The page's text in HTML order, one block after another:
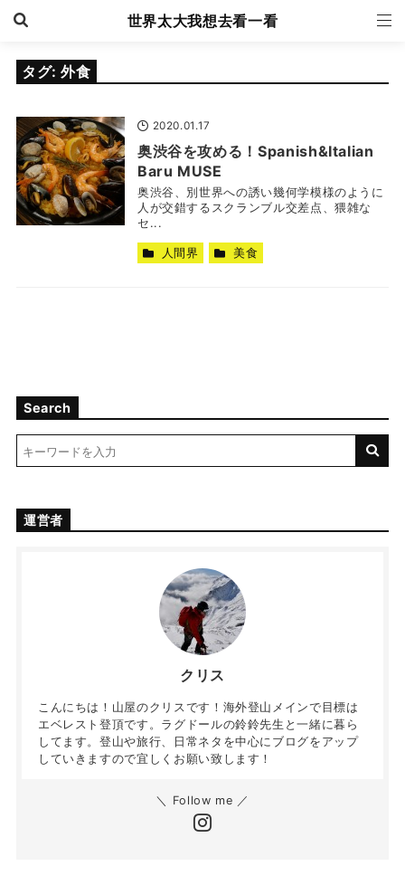
世界太大我想去看一看
タグ:外食
2020.01.17
奥渋谷を攻める！Spanish&Italian
Baru MUSE
奥渋谷、別世界への誘い幾何学模様のように
人が交錯するスクランブル交差点、猥雑な
セ...
人間界 美食
Search
運営者
クリス
こんにちは！山屋のクリスです！海外登山メインで目標は
エベレスト登頂です。ラグドールの鈴鈴先生と一緒に暮ら
してます。登山や旅行、日常ネタを中心にブログをアップ
していきますので宜しくお願い致します！
＼ Follow me ／